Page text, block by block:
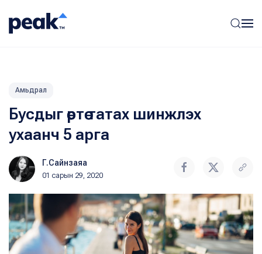
Амьдрал
Бусдыг өөртөө татах шинжлэх
ухаанч 5 арга
Г.Сайнзаяа
01 сарын 29, 2020